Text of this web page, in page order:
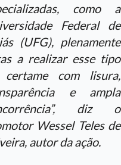
como a
Federal de
(UFG), plenamente
a realizar esse tipo
com lisura,
e ampla
diz o
Wessel Teles de
autor da ação.